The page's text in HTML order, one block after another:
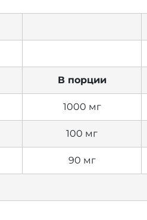
В порции
1000 мг
100 мг
90 мг